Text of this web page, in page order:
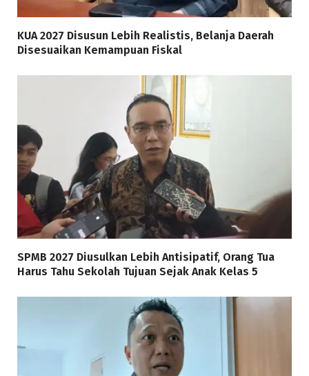
KUA 2027 Disusun Lebih Realistis, Belanja Daerah
Disesuaikan Kemampuan Fiskal
SPMB 2027 Diusulkan Lebih Antisipatif, Orang Tua
Harus Tahu Sekolah Tujuan Sejak Anak Kelas 5